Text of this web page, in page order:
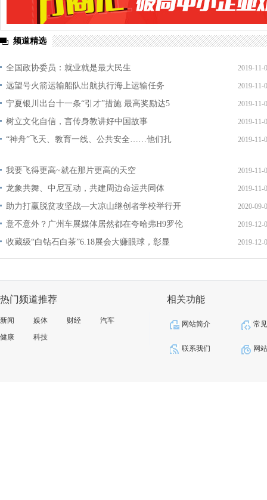
频道精选
全国政协委员：就业就是最大民生 2019-11-
远望号火箭运输船队出航执行海上运输任务 2019-11-
宁夏银川出台十一条“引才”措施 最高奖励达5 2019-11-
树立文化自信，言传身教讲好中国故事 2019-11-
“神舟”飞天、教育一线、公共安全……他们扎 2019-11-
我要飞得更高~就在那片更高的天空 2019-11-
龙象共舞、中尼互动，共建周边命运共同体 2019-11-
助力打赢脱贫攻坚战—大凉山继创者学校举行开 2020-09-
意不意外？广州车展媒体居然都在夸哈弗H9罗伦 2019-12-
收藏级“白钻石白茶”6.18展会大赚眼球，彰显 2019-12-
热门频道推荐
新闻 娱体 财经
汽车
健康
科技
相关功能
网站简介 常
联系我们 网